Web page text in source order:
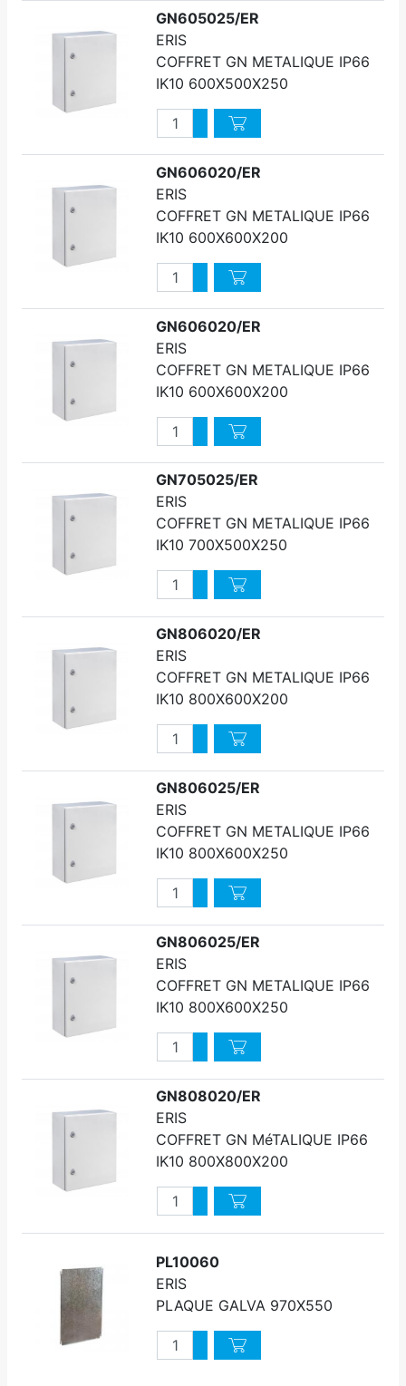
GN605025/ER
ERIS
COFFRET GN METALIQUE IP66
IK10 600X500X250
QuantitéAugmenter quantité
Diminuer quantité
GN606020/ER
ERIS
COFFRET GN METALIQUE IP66
IK10 600X600X200
QuantitéAugmenter quantité
Diminuer quantité
GN606020/ER
ERIS
COFFRET GN METALIQUE IP66
IK10 600X600X200
QuantitéAugmenter quantité
Diminuer quantité
GN705025/ER
ERIS
COFFRET GN METALIQUE IP66
IK10 700X500X250
QuantitéAugmenter quantité
Diminuer quantité
GN806020/ER
ERIS
COFFRET GN METALIQUE IP66
IK10 800X600X200
QuantitéAugmenter quantité
Diminuer quantité
GN806025/ER
ERIS
COFFRET GN METALIQUE IP66
IK10 800X600X250
QuantitéAugmenter quantité
Diminuer quantité
GN806025/ER
ERIS
COFFRET GN METALIQUE IP66
IK10 800X600X250
QuantitéAugmenter quantité
Diminuer quantité
GN808020/ER
ERIS
COFFRET GN MéTALIQUE IP66
IK10 800X800X200
QuantitéAugmenter quantité
Diminuer quantité
PL10060
ERIS
PLAQUE GALVA 970X550
QuantitéAugmenter quantité
Diminuer quantité